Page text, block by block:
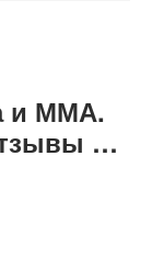
и ММА.
от